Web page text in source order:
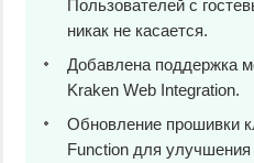
Пользователей с
никак не касается.
Добавлена поддержка
Kraken Web Integration.
Обновление прошивки
Function для